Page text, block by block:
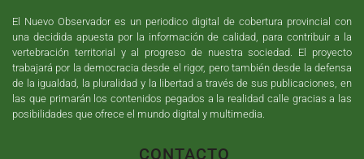
El Nuevo Observador es un periodico digital de cobertura provincial con
una decidida apuesta por la información de calidad, para contribuir a la
vertebración territorial y al progreso de nuestra sociedad. El proyecto
trabajará por la democracia desde el rigor, pero también desde la defensa
de la igualdad, la pluralidad y la libertad a través de sus publicaciones, en
las que primarán los contenidos pegados a la realidad calle gracias a las
posibilidades que ofrece el mundo digital y multimedia.
CONTACTO